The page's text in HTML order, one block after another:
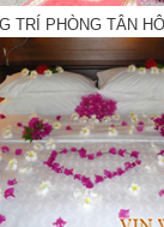
TRÍ PHÒNG TÂN